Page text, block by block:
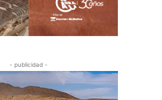
- publicidad -